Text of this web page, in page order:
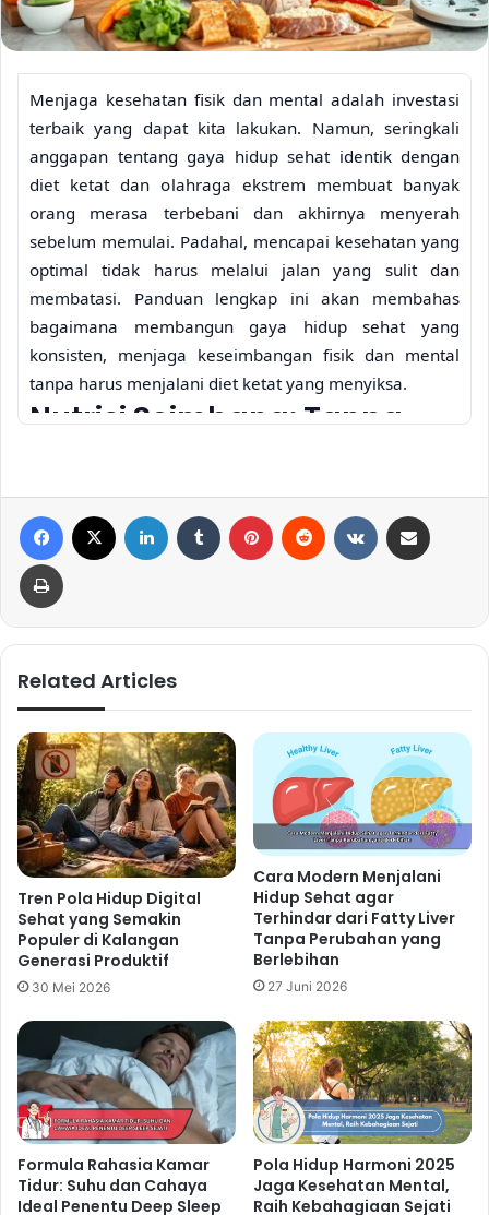
Menjaga kesehatan fisik dan mental adalah investasi
terbaik yang dapat kita lakukan. Namun, seringkali
anggapan tentang gaya hidup sehat identik dengan
diet ketat dan olahraga ekstrem membuat banyak
orang merasa terbebani dan akhirnya menyerah
sebelum memulai. Padahal, mencapai kesehatan yang
optimal tidak harus melalui jalan yang sulit dan
membatasi. Panduan lengkap ini akan membahas
bagaimana membangun gaya hidup sehat yang
konsisten, menjaga keseimbangan fisik dan mental
tanpa harus menjalani diet ketat yang menyiksa.
Nutrisi Seimbang: Tanpa
Kuncinya adalah mengonsumsi makanan bergizi
seimbang, bukan membatasi diri dengan diet yang
terlalu ketat. Diet ketat seringkali tidak berkelanjutan
dan dapat berdampak negatif pada kesehatan mental.
Alih-alih mengeliminasi seluruh kelompok makanan,
fokuslah pada peningkatan kualitas asupan nutrisi.
Related Articles
Langkah Awal Membentuk Pola
Hidup Sehat dengan Healthy Habit
yang Konsisten
15 jam ago
Pola Hidup Minimalis Sehat: Cara
Sederhana Menciptakan
Keseimbangan Energi dan Kualitas
Langkah Digital Detox Modern agar
Pikiran Lebih Tenang dan Kondisi
Fisik Tetap Prima
3 hari ago
Related Articles
Tren Pola Hidup Digital
Sehat yang Semakin
Populer di Kalangan
Generasi Produktif
30 Mei 2026
Cara Modern Menjalani
Hidup Sehat agar
Terhindar dari Fatty Liver
Tanpa Perubahan yang
Berlebihan
27 Juni 2026
Formula Rahasia Kamar
Tidur: Suhu dan Cahaya
Ideal Penentu Deep Sleep
Pola Hidup Harmoni 2025
Jaga Kesehatan Mental,
Raih Kebahagiaan Sejati